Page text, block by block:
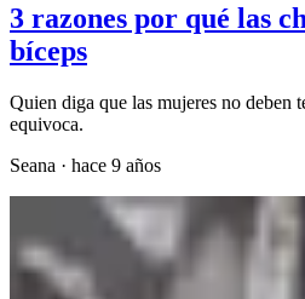
3 razones por qué las
bíceps
Quien diga que las mujeres no deben
equivoca.
Seana · hace 9 años